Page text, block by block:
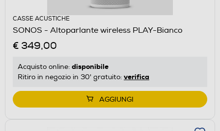
CASSE ACUSTICHE
SONOS - Altoparlante wireless PLAY-Bianco
€ 349,00
Acquisto online: disponibile
Ritiro in negozio in 30' gratuito: verifica
AGGIUNGI